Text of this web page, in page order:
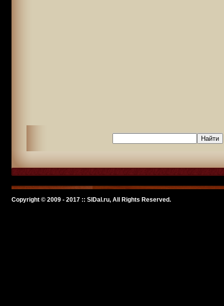
Copyright © 2009 - 2017 :: SlDal.ru, All Rights Reserved.